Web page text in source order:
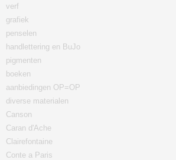
verf
grafiek
penselen
handlettering en BuJo
pigmenten
boeken
aanbiedingen OP=OP
diverse materialen
Canson
Caran d'Ache
Clairefontaine
Conte a Paris